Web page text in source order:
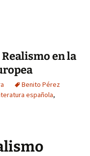
en la
Benito Pérez
española,